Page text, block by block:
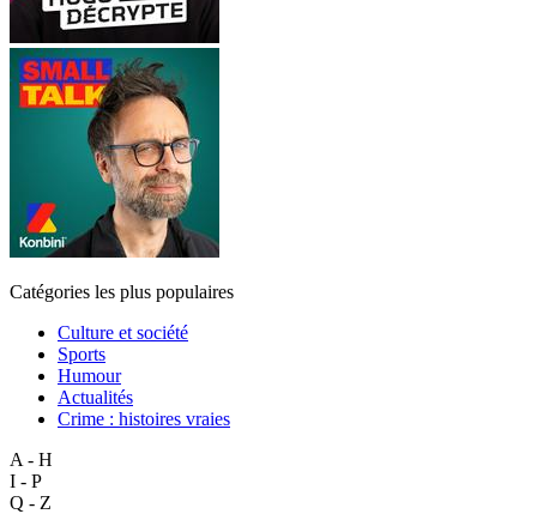
Catégories les plus populaires
Culture et société
Sports
Humour
Actualités
Crime : histoires vraies
A - H
I - P
Q - Z